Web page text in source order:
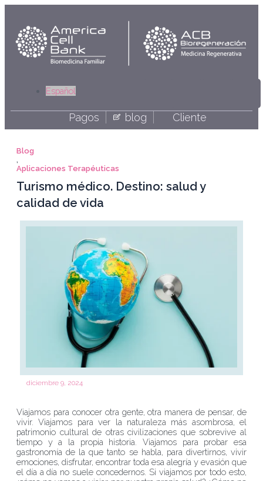
Ir
contenido
Español
Pagos blog Cliente
Blog
,
Aplicaciones Terapéuticas
Turismo médico. Destino: salud y
calidad de vida
diciembre 9, 2024
Viajamos para conocer otra gente, otra manera de pensar, de
vivir. Viajamos para ver la naturaleza más asombrosa, el
patrimonio cultural de otras civilizaciones que sobrevive al
tiempo y a la propia historia. Viajamos para probar esa
gastronomía de la que tanto se habla, para divertirnos, vivir
emociones, disfrutar, encontrar toda esa alegría y evasión que
el día a día no suele concedernos. Si viajamos por todo esto,